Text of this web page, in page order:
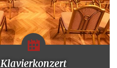
Klavierkonzert